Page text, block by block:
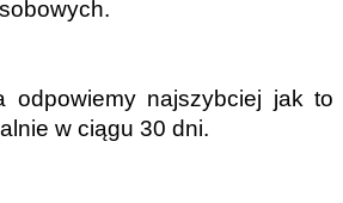
odpowiemy najszybciej jak to
w ciągu 30 dni.